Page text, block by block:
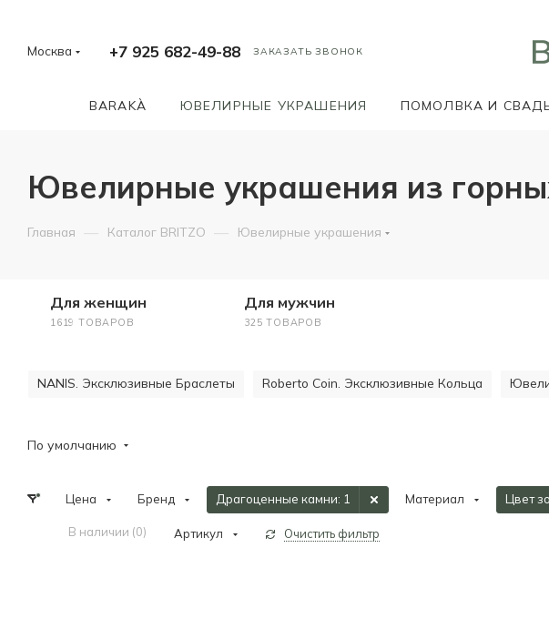
Москва +7 925 682-49-88 ЗАКАЗАТЬ ЗВОНОК
BARAKÀ ЮВЕЛИРНЫЕ УКРАШЕНИЯ ПОМОЛВКА И
Ювелирные украшения из
Главная — Каталог BRITZO — Ювелирные украшения
Для женщин
1619 ТОВАРОВ
Для мужчин
325 ТОВАРОВ
NANIS. Эксклюзивные Браслеты Roberto Coin. Эксклюзивные Кольца
По умолчанию
Цена Бренд Драгоценные камни: 1 Материал Цвет
В наличии (0) Артикул Очистить фильтр